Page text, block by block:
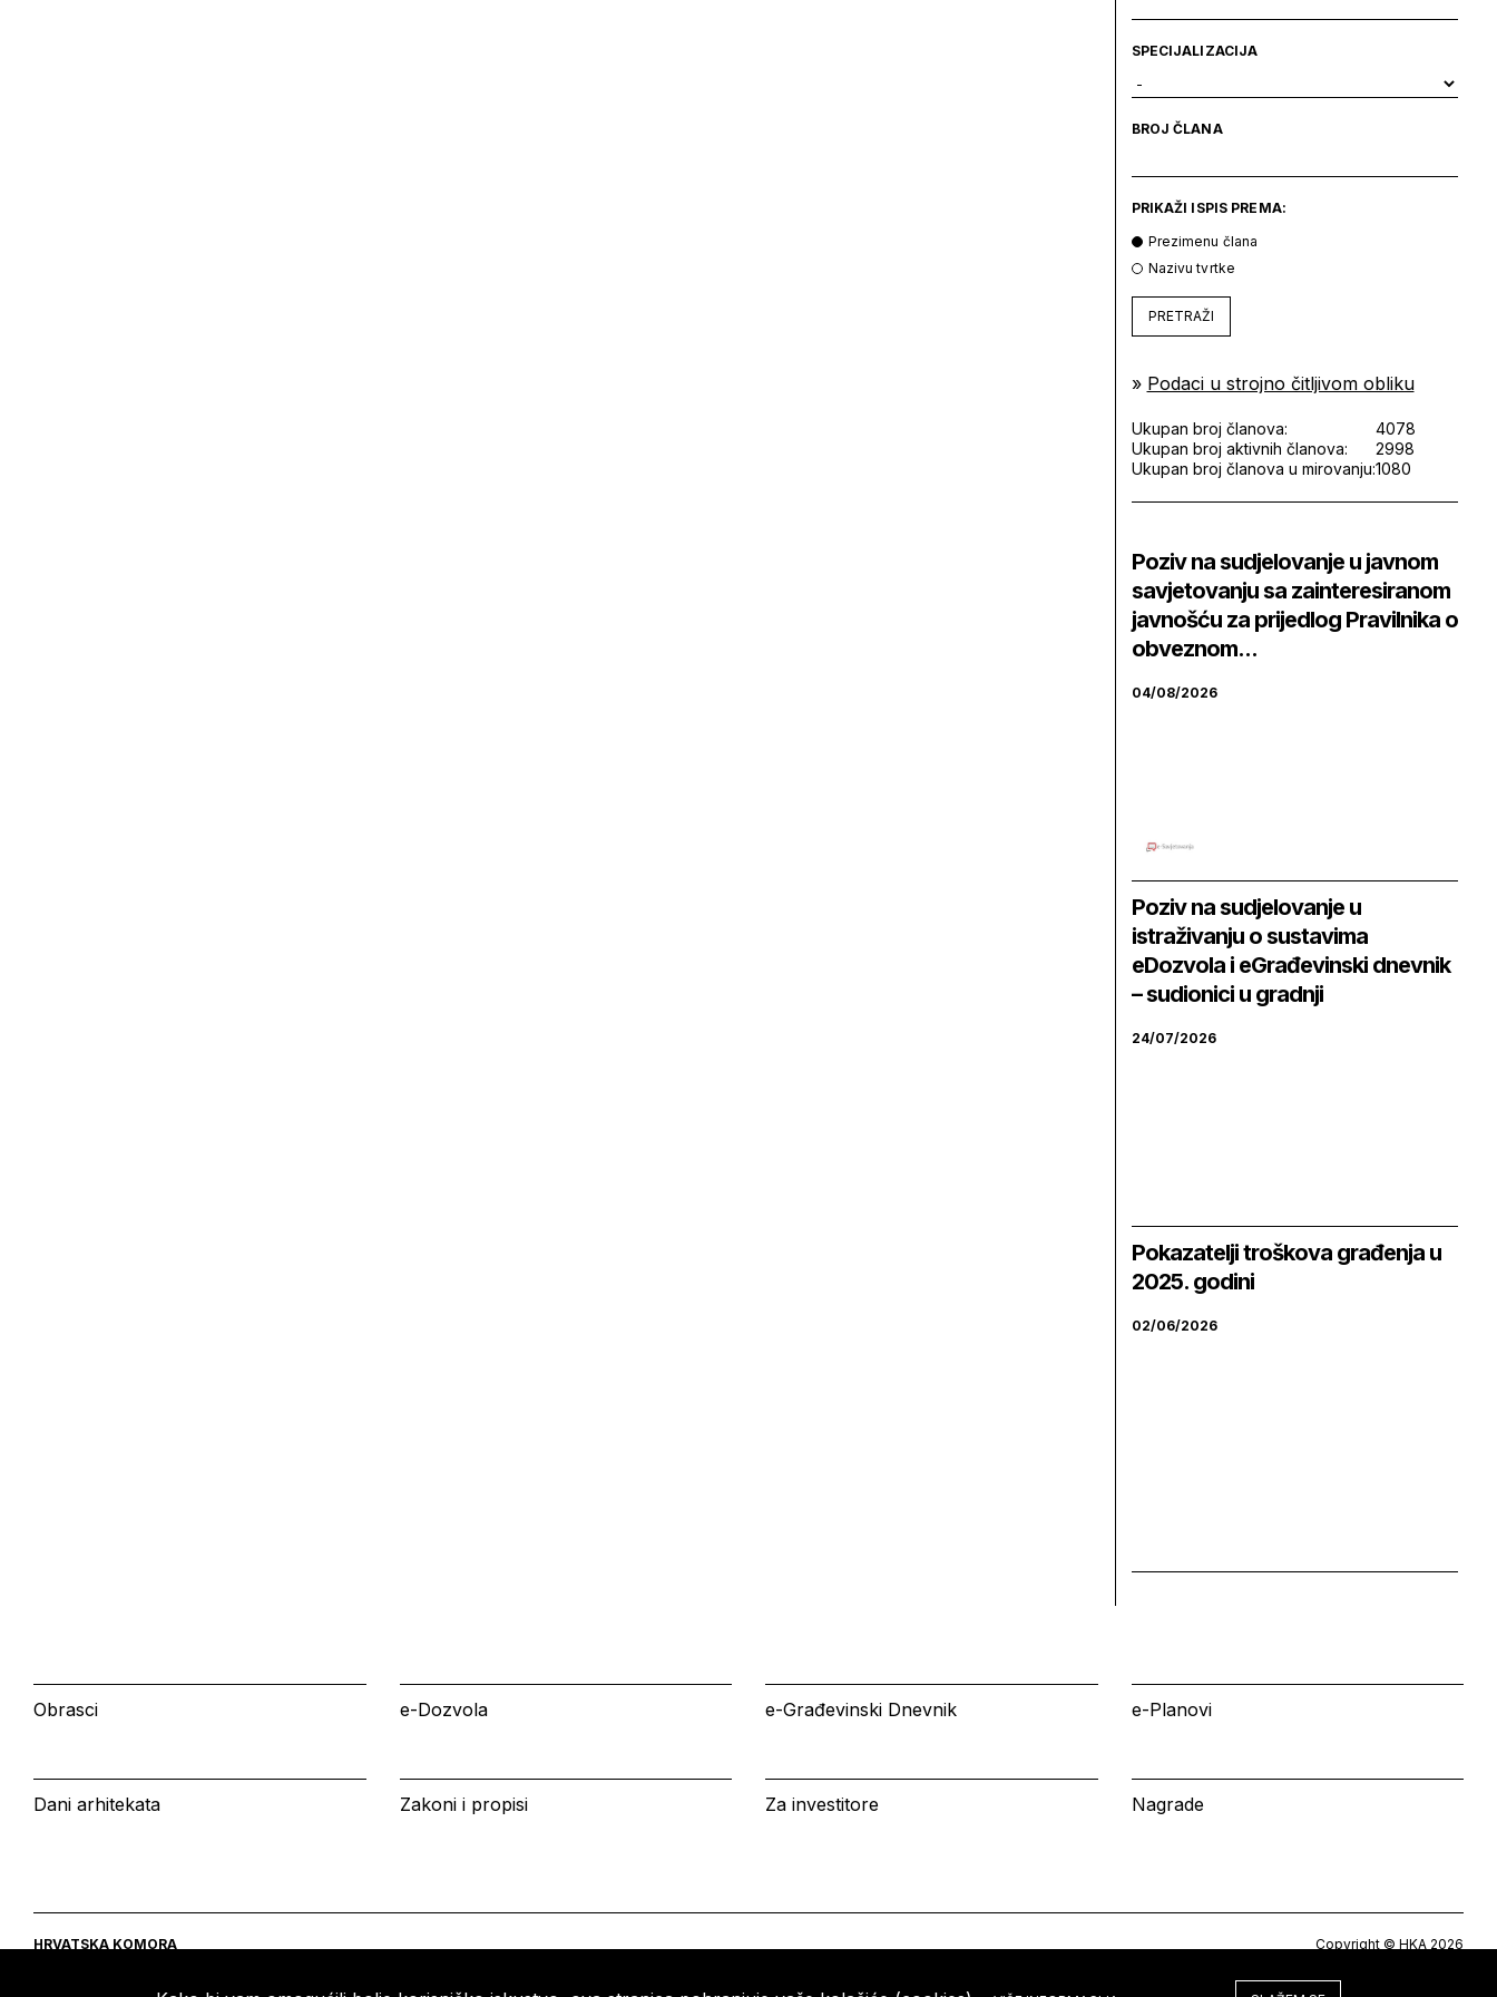
SPECIJALIZACIJA
BROJ ČLANA
PRIKAŽI ISPIS PREMA:
Prezimenu člana
Nazivu tvrtke
PRETRAŽI
» Podaci u strojno čitljivom obliku
Ukupan broj članova:
4078
Ukupan broj aktivnih članova:
2998
Ukupan broj članova u mirovanju:1080
Poziv na sudjelovanje u javnom
savjetovanju sa zainteresiranom
javnošću za prijedlog Pravilnika o
obveznom...
04/08/2026
Poziv na sudjelovanje u
istraživanju o sustavima
eDozvola i eGrađevinski dnevnik
– sudionici u gradnji
24/07/2026
Pokazatelji troškova građenja u
2025. godini
02/06/2026
Obrasci e-Dozvola e-Građevinski Dnevnik e-Planovi
Dani arhitekata Zakoni i propisi Za investitore Nagrade
HRVATSKA KOMORA
Copyright © HKA 2026